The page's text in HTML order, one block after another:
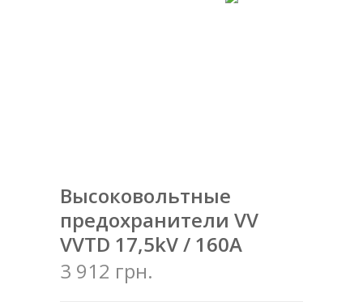
Высоковольтные
предохранители VV
VVTD 17,5kV / 160A
3 912 грн.